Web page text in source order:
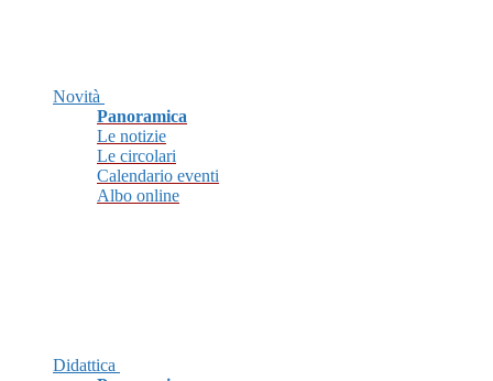
Novità
Panoramica
Le notizie
Le circolari
Calendario eventi
Albo online
Didattica